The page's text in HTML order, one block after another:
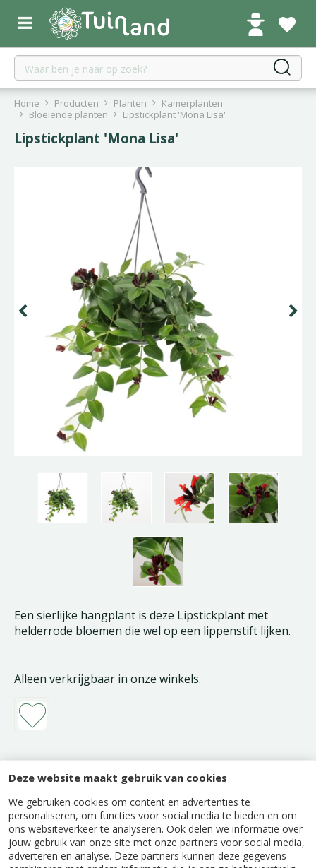
Deze website maakt gebruik van cookies
We gebruiken cookies om content en advertenties te
personaliseren, om functies voor social media te bieden en om
ons websiteverkeer te analyseren. Ook delen we informatie over
jouw gebruik van onze site met onze partners voor social media,
adverteren en analyse. Deze partners kunnen deze gegevens
r
Home Producten Planten
Kamerplanten
Bloeiende planten
Lipstickplant 'Mona Lisa'
Lipstickplant 'Mona Lisa'
Een sierlijke hangplant is deze Lipstickplant met
helderrode bloemen die wel op een lippenstift lijken.
Alleen verkrijgbaar in onze winkels.
Beschrijving
Aeschynanthus 'Mona Lisa' is een populaire
cultivar die opvalt door de grote, helderrode
bloemen en het donkergroene, glanzende blad.
Deze lipstickplant bloeit bijna het hele jaar door